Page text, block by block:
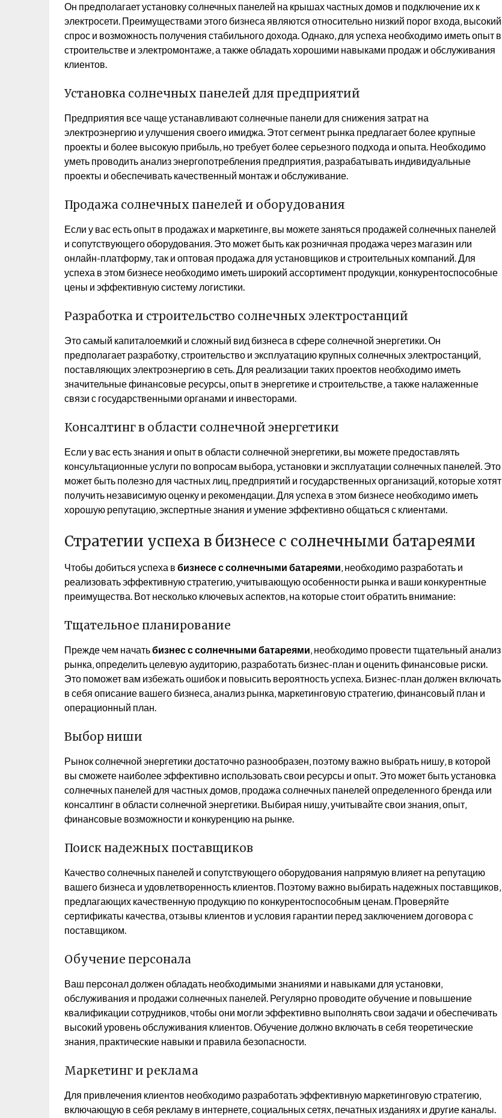
Он предполагает установку солнечных панелей на крышах частных домов и подключение их к
электросети. Преимуществами этого бизнеса являются относительно низкий порог входа‚ высокий
спрос и возможность получения стабильного дохода. Однако‚ для успеха необходимо иметь опыт в
строительстве и электромонтаже‚ а также обладать хорошими навыками продаж и обслуживания
клиентов.
Установка солнечных панелей для предприятий
Предприятия все чаще устанавливают солнечные панели для снижения затрат на
электроэнергию и улучшения своего имиджа. Этот сегмент рынка предлагает более крупные
проекты и более высокую прибыль‚ но требует более серьезного подхода и опыта. Необходимо
уметь проводить анализ энергопотребления предприятия‚ разрабатывать индивидуальные
проекты и обеспечивать качественный монтаж и обслуживание.
Продажа солнечных панелей и оборудования
Если у вас есть опыт в продажах и маркетинге‚ вы можете заняться продажей солнечных панелей
и сопутствующего оборудования. Это может быть как розничная продажа через магазин или
онлайн-платформу‚ так и оптовая продажа для установщиков и строительных компаний. Для
успеха в этом бизнесе необходимо иметь широкий ассортимент продукции‚ конкурентоспособные
цены и эффективную систему логистики.
Разработка и строительство солнечных электростанций
Это самый капиталоемкий и сложный вид бизнеса в сфере солнечной энергетики. Он
предполагает разработку‚ строительство и эксплуатацию крупных солнечных электростанций‚
поставляющих электроэнергию в сеть. Для реализации таких проектов необходимо иметь
значительные финансовые ресурсы‚ опыт в энергетике и строительстве‚ а также налаженные
связи с государственными органами и инвесторами.
Консалтинг в области солнечной энергетики
Если у вас есть знания и опыт в области солнечной энергетики‚ вы можете предоставлять
консультационные услуги по вопросам выбора‚ установки и эксплуатации солнечных панелей. Это
может быть полезно для частных лиц‚ предприятий и государственных организаций‚ которые хотят
получить независимую оценку и рекомендации. Для успеха в этом бизнесе необходимо иметь
хорошую репутацию‚ экспертные знания и умение эффективно общаться с клиентами.
Стратегии успеха в бизнесе с солнечными батареями
Чтобы добиться успеха в бизнесе с солнечными батареями‚ необходимо разработать и
реализовать эффективную стратегию‚ учитывающую особенности рынка и ваши конкурентные
преимущества. Вот несколько ключевых аспектов‚ на которые стоит обратить внимание:
Тщательное планирование
Прежде чем начатьбизнес с солнечными батареями‚ необходимо провести тщательный анализ
рынка‚ определить целевую аудиторию‚ разработать бизнес-план и оценить финансовые риски.
Это поможет вам избежать ошибок и повысить вероятность успеха. Бизнес-план должен включать
в себя описание вашего бизнеса‚ анализ рынка‚ маркетинговую стратегию‚ финансовый план и
операционный план.
Выбор ниши
Рынок солнечной энергетики достаточно разнообразен‚ поэтому важно выбрать нишу‚ в которой
вы сможете наиболее эффективно использовать свои ресурсы и опыт. Это может быть установка
солнечных панелей для частных домов‚ продажа солнечных панелей определенного бренда или
консалтинг в области солнечной энергетики. Выбирая нишу‚ учитывайте свои знания‚ опыт‚
финансовые возможности и конкуренцию на рынке.
Поиск надежных поставщиков
Качество солнечных панелей и сопутствующего оборудования напрямую влияет на репутацию
вашего бизнеса и удовлетворенность клиентов. Поэтому важно выбирать надежных поставщиков‚
предлагающих качественную продукцию по конкурентоспособным ценам. Проверяйте
сертификаты качества‚ отзывы клиентов и условия гарантии перед заключением договора с
поставщиком.
Обучение персонала
Ваш персонал должен обладать необходимыми знаниями и навыками для установки‚
обслуживания и продажи солнечных панелей. Регулярно проводите обучение и повышение
квалификации сотрудников‚ чтобы они могли эффективно выполнять свои задачи и обеспечивать
высокий уровень обслуживания клиентов. Обучение должно включать в себя теоретические
знания‚ практические навыки и правила безопасности.
Маркетинг и реклама
Для привлечения клиентов необходимо разработать эффективную маркетинговую стратегию‚
включающую в себя рекламу в интернете‚ социальных сетях‚ печатных изданиях и другие каналы.